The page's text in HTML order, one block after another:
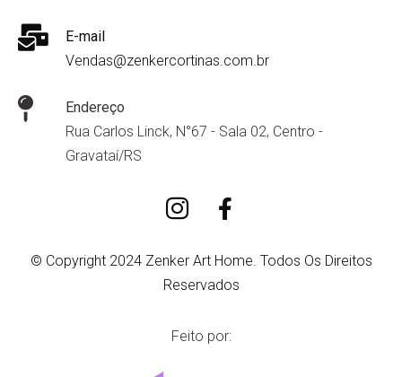
E-mail
Vendas@zenkercortinas.com.br
Endereço
Rua Carlos Linck, N°67 - Sala 02, Centro -
Gravataí/RS
© Copyright 2024 Zenker Art Home. Todos Os Direitos
Reservados
Feito por: